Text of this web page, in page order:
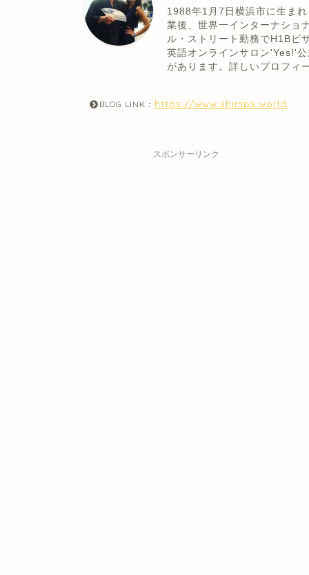
1988年1月7日横浜市に生ま
業後、世界一インターナショ
ル・ストリート勤務でH1Bビ
英語オンラインサロン'Yes!'
があります。詳しいプロフィ
BLOG LINK： https://www.shimps.world
スポンサーリンク